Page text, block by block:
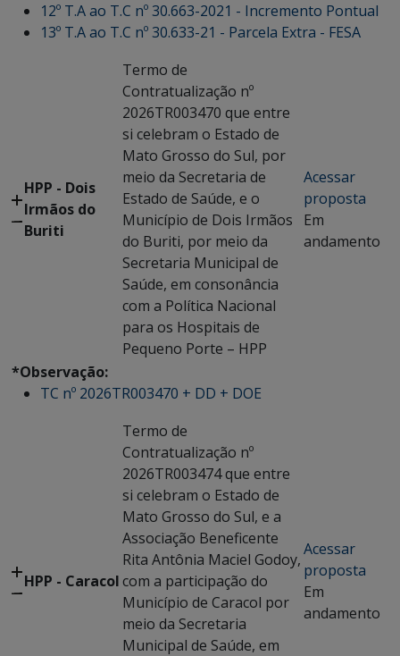
12º T.A ao T.C nº 30.663-2021 - Incremento Pontual
13º T.A ao T.C nº 30.633-21 - Parcela Extra - FESA
HPP - Dois
Irmãos do
Buriti
Termo de
Contratualização nº
2026TR003470 que entre
si celebram o Estado de
Mato Grosso do Sul, por
meio da Secretaria de
Estado de Saúde, e o
Município de Dois Irmãos
do Buriti, por meio da
Secretaria Municipal de
Saúde, em consonância
com a Política Nacional
para os Hospitais de
Pequeno Porte – HPP
Acessar
proposta
Em
andamento
*Observação:
TC nº 2026TR003470 + DD + DOE
HPP - Caracol
Termo de
Contratualização nº
2026TR003474 que entre
si celebram o Estado de
Mato Grosso do Sul, e a
Associação Beneficente
Rita Antônia Maciel Godoy,
com a participação do
Município de Caracol por
meio da Secretaria
Municipal de Saúde, em
Acessar
proposta
Em
andamento